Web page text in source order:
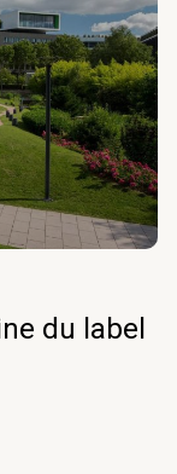
du label